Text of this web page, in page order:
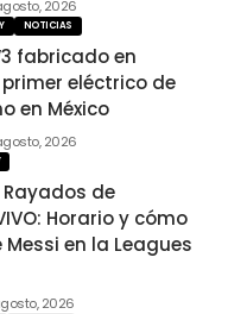
2026
NOTICIAS
fabricado en
primer eléctrico de
en México
2026
de
Horario y cómo
en la Leagues
2026